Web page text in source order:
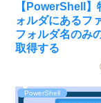
【PowerShell】
ォルダにあるフ
フォルダ名のみ
取得する
PowerShell